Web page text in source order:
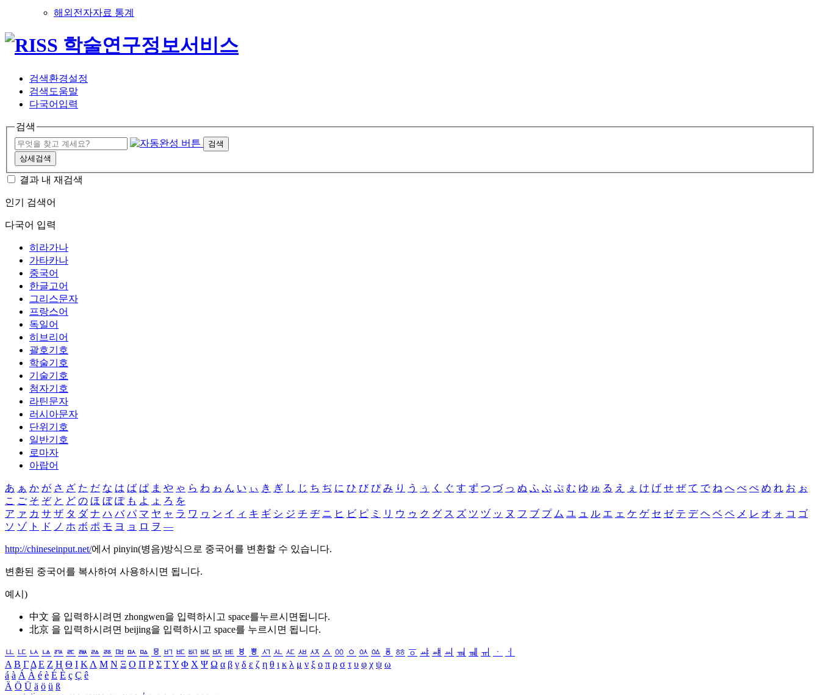
해외전자자료 통계
검색환경설정
검색도움말
다국어입력
검색
검색
상세검색
결과 내 재검색
인기 검색어
다국어 입력
히라가나
가타카나
중국어
한글고어
그리스문자
프랑스어
독일어
히브리어
괄호기호
학술기호
기술기호
첨자기호
라틴문자
러시아문자
단위기호
일반기호
로마자
아랍어
あ ぁ か が さ ざ た だ な は ば ぱ ま や ゃ ら わ ゎ ん い ぃ き ぎ し じ ち ぢ に ひ び ぴ み り う ぅ く ぐ す ず つ づ っ ぬ ふ ぶ ぷ む ゆ ゅ る え ぇ け げ せ ぜ て で ね へ べ ぺ め れ お ぉ
こ ご そ ぞ と ど の ほ ぼ ぽ も よ ょ ろ を
ア ァ カ サ ザ タ ダ ナ ハ バ パ マ ヤ ャ ラ ワ ヮ ン イ ィ キ ギ シ ジ チ ヂ ニ ヒ ビ ピ ミ リ ウ ゥ ク グ ス ズ ツ ヅ ッ ヌ フ ブ プ ム ユ ュ ル エ ェ ケ ゲ セ ゼ テ デ ヘ ベ ペ メ レ オ ォ コ ゴ
ソ ゾ ト ド ノ ホ ボ ポ モ ヨ ョ ロ ヲ ―
http://chineseinput.net/에서 pinyin(병음)방식으로 중국어를 변환할 수 있습니다.
변환된 중국어를 복사하여 사용하시면 됩니다.
예시)
中文 을 입력하시려면 zhongwen을 입력하시고 space를누르시면됩니다.
北京 을 입력하시려면 beijing을 입력하시고 space를 누르시면 됩니다.
ㅥ ㅦ ㅧ ㅨ ㅩ ㅪ ㅫ ㅬ ㅭ ㅮ ㅯ ㅰ ㅱ ㅲ ㅳ ㅴ ㅵ ㅶ ㅷ ㅸ ㅹ ㅺ ㅻ ㅼ ㅽ ㅾ ㅿ ㆀ ㆁ ㆂ ㆃ ㆄ ㆅ ㆆ ㆇ ㆈ ㆉ ㆊ ㆋ ㆌ ㆍ
ㆎ
Α Β ΓΔ Ε Ζ Η Θ Ι ΚΛ Μ Ν Ξ Ο Π Ρ Σ ΤΥ Φ Χ Ψ Ω α β γ δ ε ζ η θ ι κ λ μ ν ξ ο π ρ σ τ υ φ χ ψ ω
á à Á À é è É È ç Ç ê
Ä Ö Ü ä ö ü ß